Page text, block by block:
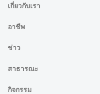
เกี่ยวกับเรา
อาชีพ
ข่าว
สาธารณะ
กิจกรรม